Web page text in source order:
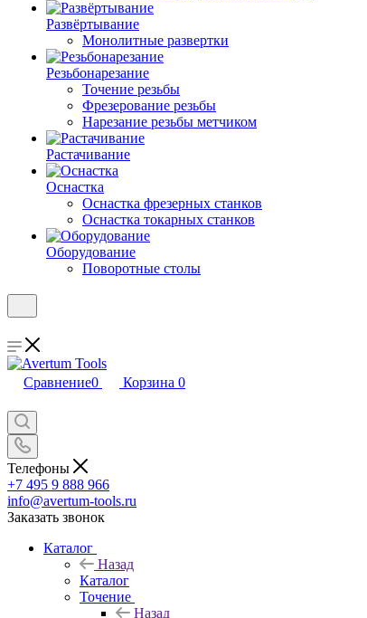
Развёртывание
Монолитные развертки
Резьбонарезание
Точение резьбы
Фрезерование резьбы
Нарезание резьбы метчиком
Растачивание
Оснастка
Оснастка фрезерных станков
Оснастка токарных станков
Оборудование
Поворотные столы
Сравнение0 Корзина 0
Телефоны
+7 495 9 888 966
info@avertum-tools.ru
Заказать звонок
Каталог
Назад
Каталог
Точение
Назад